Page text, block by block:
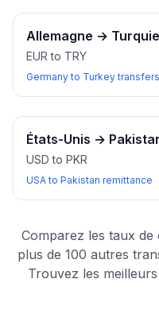
Allemagne → Turquie
EUR to TRY
Germany to Turkey transfers
États-Unis →
USD to PKR
USA to Pakistan remittance
Comparez les taux
plus de 100 autres
Trouvez les